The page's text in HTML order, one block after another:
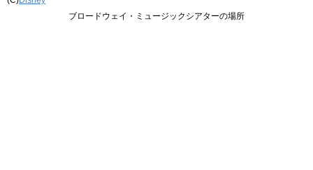
ブロードウェイ・ミュージックシアターの場所